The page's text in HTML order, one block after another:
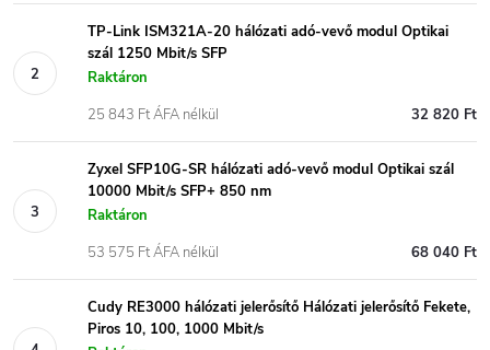
TP-Link ISM321A-20 hálózati adó-vevő modul Optikai
szál 1250 Mbit/s SFP
Raktáron
32 820 Ft
25 843 Ft ÁFA nélkül
Zyxel SFP10G-SR hálózati adó-vevő modul Optikai szál
10000 Mbit/s SFP+ 850 nm
Raktáron
68 040 Ft
53 575 Ft ÁFA nélkül
Cudy RE3000 hálózati jelerősítő Hálózati jelerősítő Fekete,
Piros 10, 100, 1000 Mbit/s